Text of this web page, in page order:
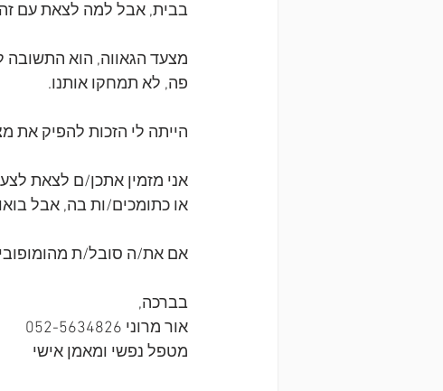
בבית, אבל למה לצאת עם
מצעד הגאווה, הוא התשובה
פה, לא תמחקו אותנו.
הייתה לי הזכות להפיק את מצעד הגאווה
אני מזמין אתכן/ם לצאת
או כתומכים/ות בה, אבל
אם את/ה סובל/ת
בברכה,
אור מרוני 052-5634826
מטפל נפשי ומאמן אישי